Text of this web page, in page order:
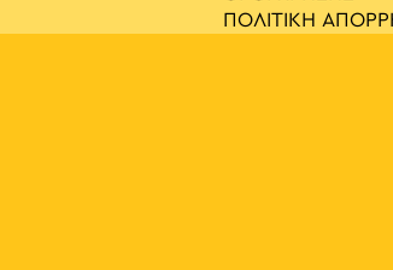
ΠΟΛΙΤΙΚΗ